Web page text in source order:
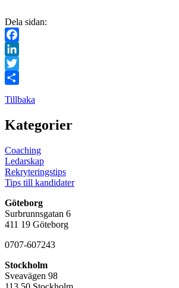
Dela sidan:
Facebook
LinkedIn
Twitter
Tillbaka
Kategorier
Coaching
Ledarskap
Rekryteringstips
Tips till kandidater
Göteborg
Surbrunnsgatan 6
411 19 Göteborg
0707-607243
Stockholm
Sveavägen 98